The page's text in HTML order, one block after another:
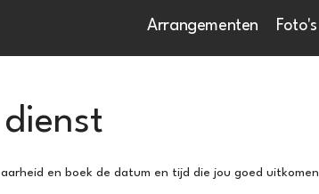
Arrangementen Foto's
en boek de datum en tijd die jou goed uitkomen